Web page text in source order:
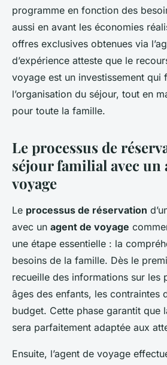
programme en fonction des
aussi en avant les économies
offres exclusives obtenues via
d’expérience atteste que le
voyage est un investissement qui
l’organisation du séjour, tout en
pour toute la famille.
Le processus de
séjour familial avec un
voyage
Le processus de réservation
avec un agent de voyage
une étape essentielle : la
besoins de la famille. Dès le
recueille des informations sur les
âges des enfants, les contraintes
budget. Cette phase garantit que
sera parfaitement adaptée aux
Ensuite, l’agent de voyage